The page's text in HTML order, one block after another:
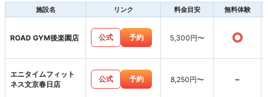
施設名
リンク 料金目安 無料体験
ROAD GYM後楽園店 公式 予約 5,300円〜 ○
エニタイムフィット
ネス文京春日店
公式 予約 8,250円〜 -